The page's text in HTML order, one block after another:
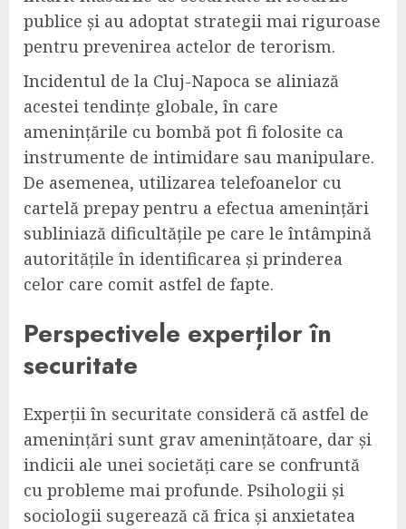
publice și au adoptat strategii mai riguroase
pentru prevenirea actelor de terorism.
Incidentul de la Cluj-Napoca se aliniază
acestei tendințe globale, în care
amenințările cu bombă pot fi folosite ca
instrumente de intimidare sau manipulare.
De asemenea, utilizarea telefoanelor cu
cartelă prepay pentru a efectua amenințări
subliniază dificultățile pe care le întâmpină
autoritățile în identificarea și prinderea
celor care comit astfel de fapte.
Perspectivele experților în
securitate
Experții în securitate consideră că astfel de
amenințări sunt grav amenințătoare, dar și
indicii ale unei societăți care se confruntă
cu probleme mai profunde. Psihologii și
sociologii sugerează că frica și anxietatea